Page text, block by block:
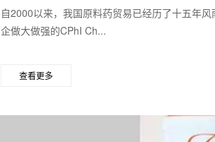
自2000以来，我国原料药贸易已经历了十五年
企做大做强的CPhI Ch...
查看更多